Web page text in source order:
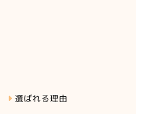
選ばれる理由